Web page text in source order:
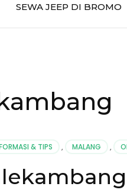
SEWA JEEP DI BROMO
& TIPS , MALANG ,